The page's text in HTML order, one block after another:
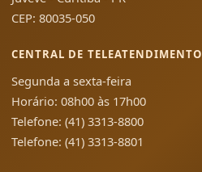
CEP: 80035-050
CENTRAL DE TELEATENDIMENTO
Segunda a sexta-feira
Horário: 08h00 às 17h00
Telefone: (41) 3313-8800
Telefone: (41) 3313-8801